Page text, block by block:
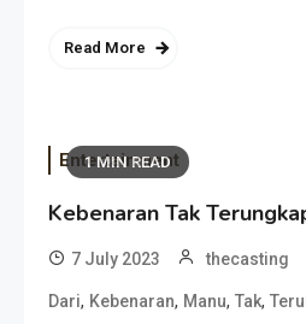
Read More
1 MIN READ
Entertainment
Kebenaran Tak
7 July 2023 thecasting
Dari, Kebenaran, Manu, Tak,